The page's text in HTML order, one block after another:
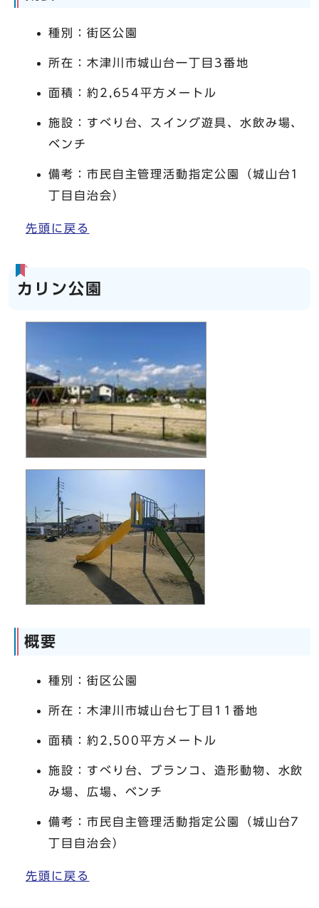
種別：街区公園
所在：木津川市城山台一丁目3番地
面積：約2,654平方メートル
施設：すべり台、スイング遊具、水飲み場、
ベンチ
備考：市民自主管理活動指定公園（城山台1
丁目自治会）
先頭に戻る
カリン公園
概要
種別：街区公園
所在：木津川市城山台七丁目11番地
面積：約2,500平方メートル
施設：すべり台、ブランコ、造形動物、水飲
み場、広場、ベンチ
備考：市民自主管理活動指定公園（城山台7
丁目自治会）
先頭に戻る